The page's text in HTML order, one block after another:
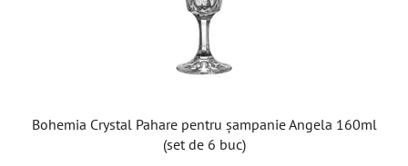
Bohemia Crystal Pahare pentru șampanie Angela 160ml
(set de 6 buc)